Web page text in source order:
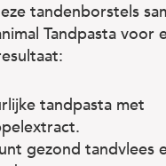
tandenborstels
Tandpasta voor
tandpasta met
gezond tandvlees